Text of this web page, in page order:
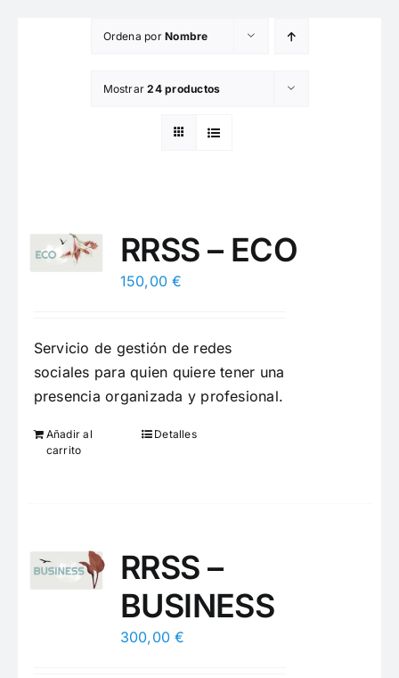
Ordena porNombre
Mostrar24 productos
RRSS – ECO
150,00€
Servicio de gestión de redes
sociales para quien quiere tener una
presencia organizada y profesional.
Añadir al
carrito
Detalles
RRSS –
BUSINESS
300,00€